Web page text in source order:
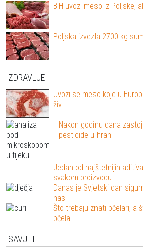
BiH uvozi meso iz Poljske,
Poljska izvezla 2700 kg
ZDRAVLJE
Uvozi se meso koje u
živ…
Nakon godinu dana
pesticide u hrani
Jedan od najštetnijih
svakom proizvodu
Danas je Svjetski dan
nas
Što trebaju znati pčelari, a
pčela
SAVJETI